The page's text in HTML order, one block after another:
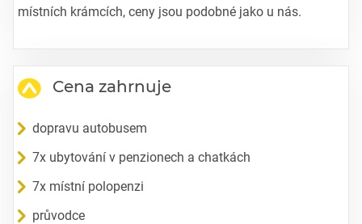
místních krámcích, ceny jsou podobné jako u nás.
Cena zahrnuje
dopravu autobusem
7x ubytování v penzionech a chatkách
7x místní polopenzi
průvodce